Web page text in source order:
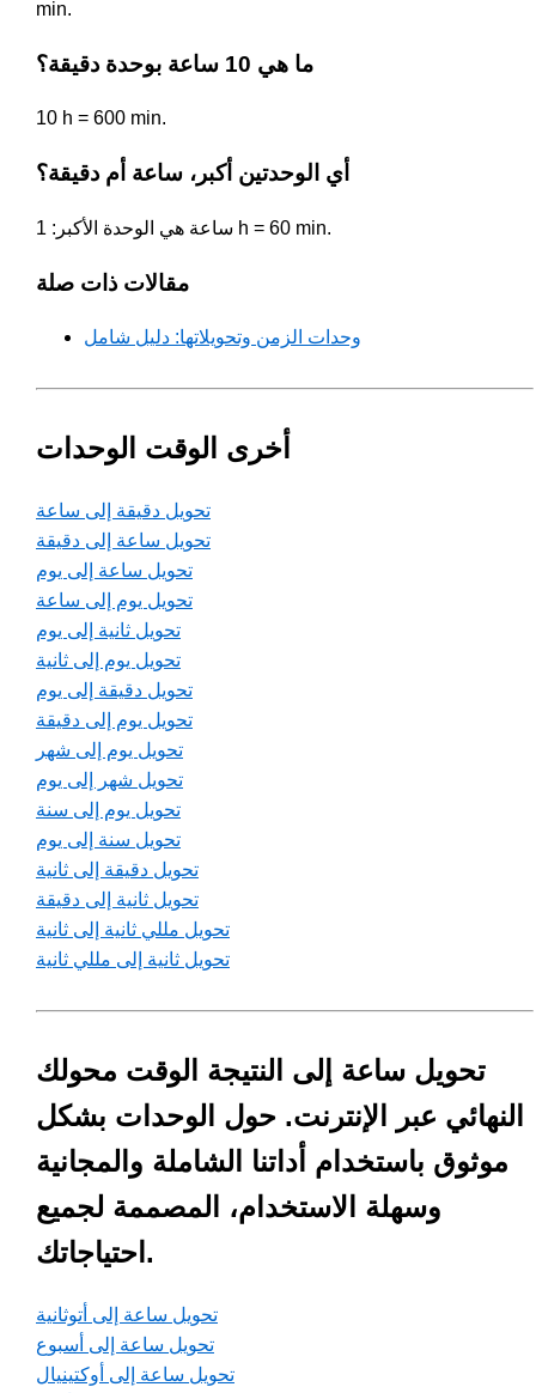
min.
ما هي 10 ساعة بوحدة دقيقة؟
10 h = 600 min.
أي الوحدتين أكبر، ساعة أم دقيقة؟
ساعة هي الوحدة الأكبر: 1 h = 60 min.
مقالات ذات صلة
وحدات الزمن وتحويلاتها: دليل شامل
أخرى الوقت الوحدات
تحويل دقيقة إلى ساعة
تحويل ساعة إلى دقيقة
تحويل ساعة إلى يوم
تحويل يوم إلى ساعة
تحويل ثانية إلى يوم
تحويل يوم إلى ثانية
تحويل دقيقة إلى يوم
تحويل يوم إلى دقيقة
تحويل يوم إلى شهر
تحويل شهر إلى يوم
تحويل يوم إلى سنة
تحويل سنة إلى يوم
تحويل دقيقة إلى ثانية
تحويل ثانية إلى دقيقة
تحويل مللي ثانية إلى ثانية
تحويل ثانية إلى مللي ثانية
تحويل ساعة إلى النتيجة الوقت محولك
النهائي عبر الإنترنت. حول الوحدات بشكل
موثوق باستخدام أداتنا الشاملة والمجانية
وسهلة الاستخدام، المصممة لجميع
احتياجاتك.
تحويل ساعة إلى أتوثانية
تحويل ساعة إلى أسبوع
تحويل ساعة إلى أوكتينيال